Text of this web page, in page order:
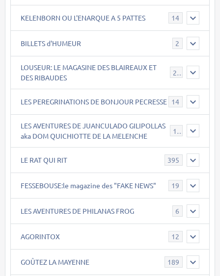
KELENBORN OU L'ENARQUE A 5 PATTES 14
BILLETS d'HUMEUR 2
LOUSEUR: LE MAGASINE DES BLAIREAUX ET
DES RIBAUDES
21
LES PEREGRINATIONS DE BONJOUR PECRESSE 14
LES AVENTURES DE JUANCULADO GILIPOLLAS
aka DOM QUICHIOTTE DE LA MELENCHE
119
LE RAT QUI RIT 395
FESSEBOUSE:le magazine des "FAKE NEWS" 19
LES AVENTURES DE PHILANAS FROG 6
AGORINTOX 12
GOÛTEZ LA MAYENNE 189